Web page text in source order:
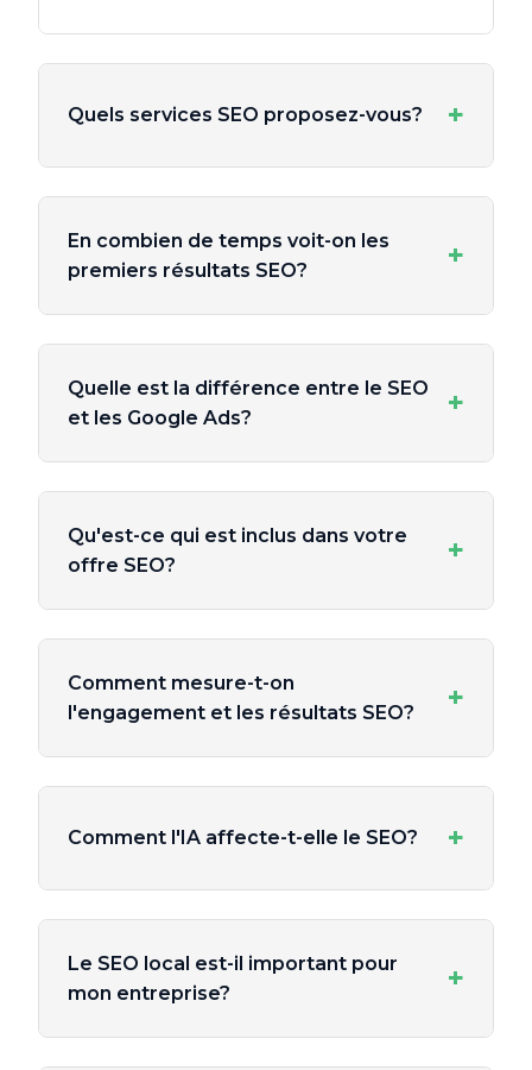
Quels services SEO proposez-vous? +
En combien de temps voit-on les
premiers résultats SEO?
+
Quelle est la différence entre le SEO
et les Google Ads?
+
Qu'est-ce qui est inclus dans votre
offre SEO?
+
Comment mesure-t-on
l'engagement et les résultats SEO?
+
Comment l'IA affecte-t-elle le SEO? +
Le SEO local est-il important pour
mon entreprise?
+